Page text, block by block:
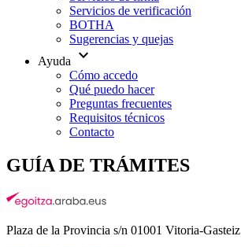
Servicios de verificación
BOTHA
Sugerencias y quejas
Ayuda
expand_more
Cómo accedo
Qué puedo hacer
Preguntas frecuentes
Requisitos técnicos
Contacto
GUÍA DE TRÁMITES
Plaza de la Provincia s/n 01001 Vitoria-Gasteiz